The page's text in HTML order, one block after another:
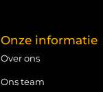
Onze informatie
Over ons
Ons team